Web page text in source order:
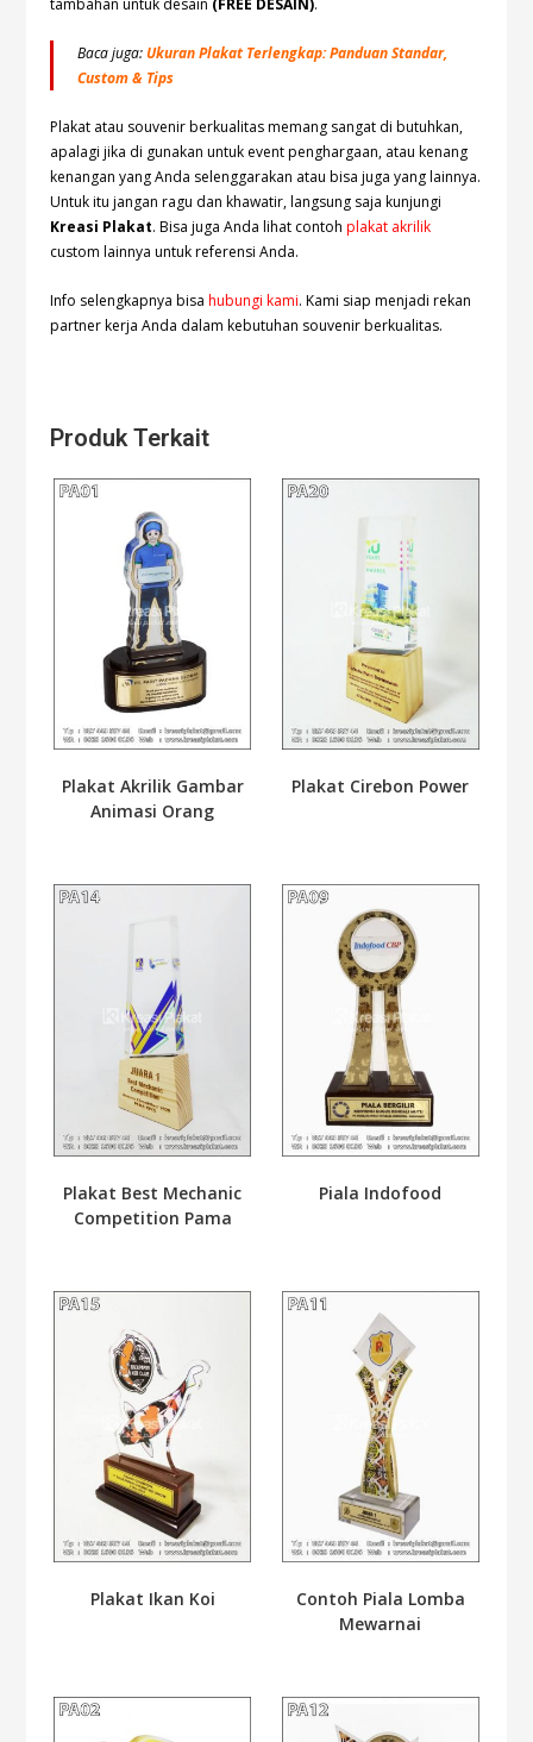
Baca juga:Ukuran Plakat Terlengkap: Panduan Standar,
Custom & Tips
Plakat atau souvenir berkualitas memang sangat di butuhkan,
apalagi jika di gunakan untuk event penghargaan, atau kenang
kenangan yang Anda selenggarakan atau bisa juga yang lainnya.
Untuk itu jangan ragu dan khawatir, langsung saja kunjungi
Kreasi Plakat. Bisa juga Anda lihat contohplakat akrilik
custom lainnya untuk referensi Anda.
Info selengkapnya bisahubungi kami. Kami siap menjadi rekan
partner kerja Anda dalam kebutuhan souvenir berkualitas.
Produk Terkait
Plakat Akrilik Gambar
Animasi Orang
Plakat Cirebon Power
Plakat Best Mechanic
Competition Pama
Piala Indofood
Plakat Ikan Koi
Contoh Piala Lomba
Mewarnai